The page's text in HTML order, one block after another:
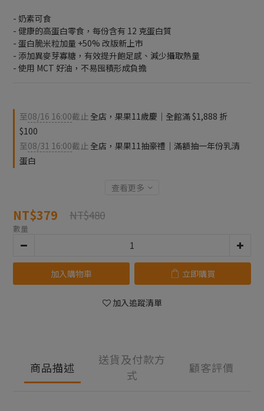
- 奶素可食
- 健康的高蛋白零食，每份含有 12 克蛋白質
- 蛋白脆米粒加量 +50% 改版新上市
- 添加異麥芽寡糖，有效提升飽足感、減少攝取熱量
- 使用 MCT 好油，不易囤積形成負擔
至08/16 16:00截止 全店，果果11歲慶｜全館滿 $1,888 折
$100
至08/31 16:00截止 全店，果果11抽豪禮｜滿額抽一年份乳清
蛋白
查看更多
NT$379 NT$480
數量
加入購物車 立即購買
加入追蹤清單
商品描述
送貨及付款方
式
顧客評價